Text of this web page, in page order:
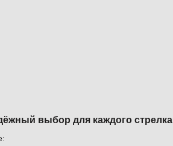
выбор для каждого стрелка